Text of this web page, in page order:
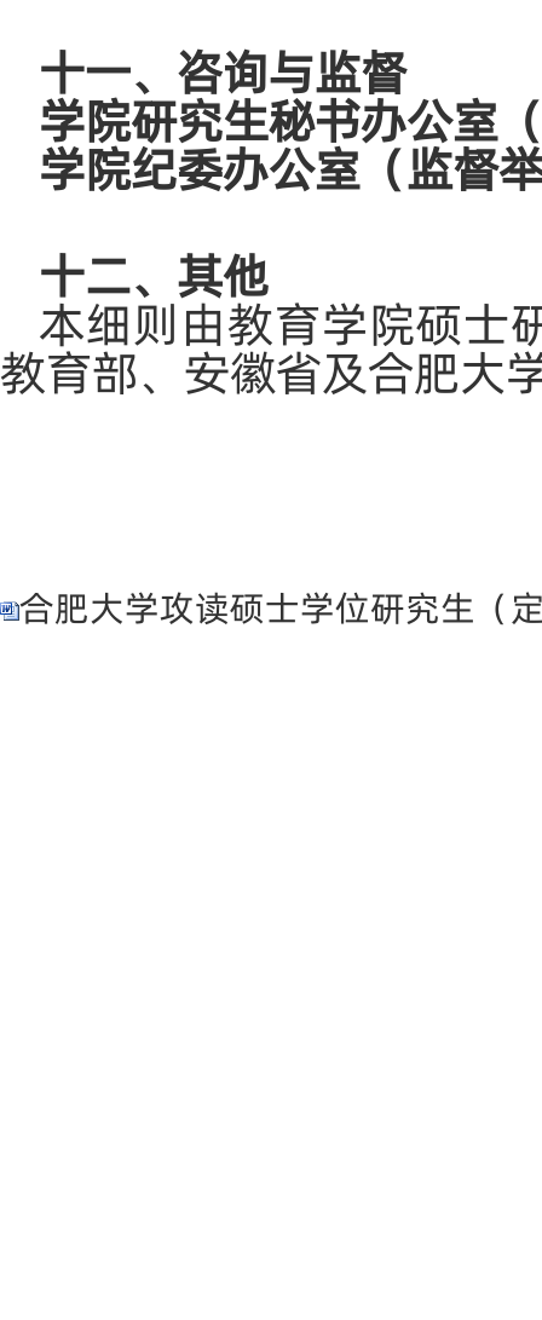
十一、咨询与监督
学院研究生秘书办公室
学院纪委办公室（监督
十二、其他
本细则由教育学院硕士
教育部、安徽省及合肥大
合肥大学攻读硕士学位研究生（